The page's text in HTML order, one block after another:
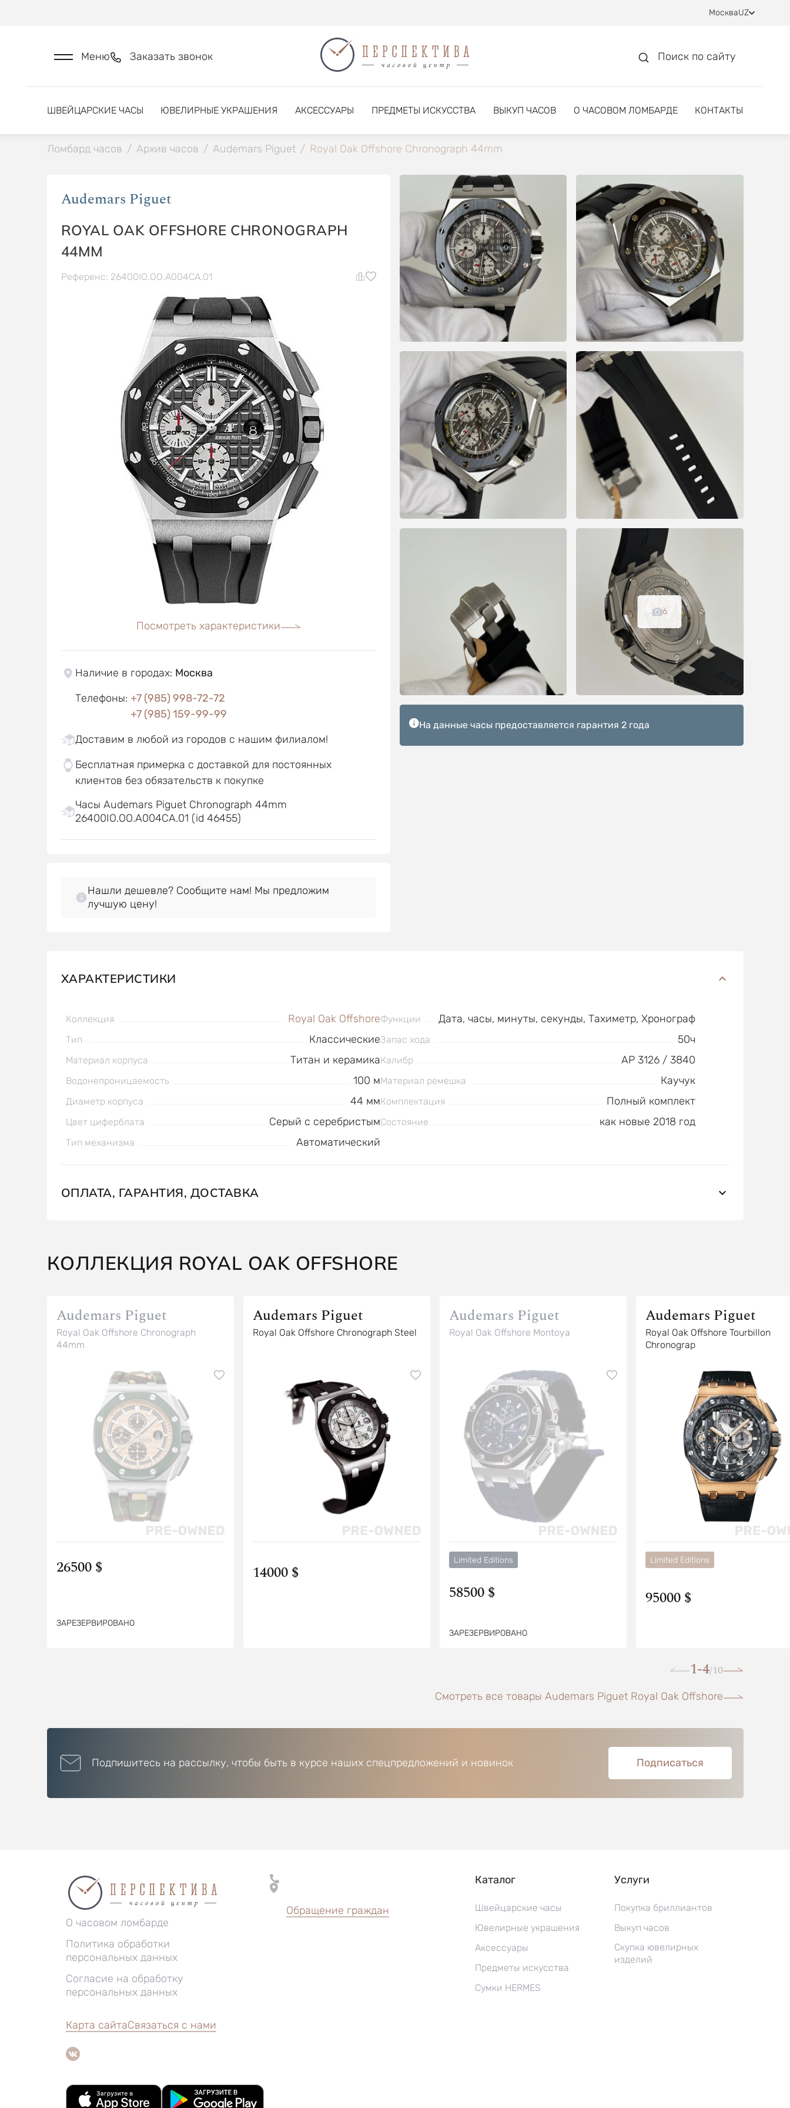
МоскваUZ
Меню Заказать звонок Поиск по сайту
ШВЕЙЦАРСКИЕ ЧАСЫ ЮВЕЛИРНЫЕ УКРАШЕНИЯ АКСЕССУАРЫ ПРЕДМЕТЫ ИСКУССТВА ВЫКУП ЧАСОВ О ЧАСОВОМ ЛОМБАРДЕ КОНТАКТЫ
Ломбард часов / Архив часов / Audemars Piguet / Royal Oak Offshore Chronograph 44mm
Audemars Piguet
ROYAL OAK OFFSHORE CHRONOGRAPH
44MM
Референс: 26400IO.OO.A004CA.01
Посмотреть характеристики
Наличие в городах: Москва
Телефоны: +7 (985) 998-72-72
+7 (985) 159-99-99
Доставим в любой из городов с нашим филиалом!
Бесплатная примерка с доставкой для постоянных
клиентов без обязательств к покупке
Часы Audemars Piguet Chronograph 44mm
26400IO.OO.A004CA.01 (id 46455)
Нашли дешевле? Сообщите нам! Мы предложим
лучшую цену!
6
На данные часы предоставляется гарантия 2 года
ХАРАКТЕРИСТИКИ
Коллекция Royal Oak Offshore
Тип Классические
Материал корпуса Титан и керамика
Водонепроницаемость 100 м
Диаметр корпуса 44 мм
Цвет циферблата Серый с серебристым
Тип механизма Автоматический
Функции Дата, часы, минуты, секунды, Тахиметр, Хронограф
Запас хода 50ч
Калибр AP 3126 / 3840
Материал ремешка Каучук
Комплектация Полный комплект
Состояние как новые 2018 год
ОПЛАТА, ГАРАНТИЯ, ДОСТАВКА
КОЛЛЕКЦИЯ ROYAL OAK OFFSHORE
Audemars Piguet
Royal Oak Offshore Chronograph
44mm
26500 $
ЗАРЕЗЕРВИРОВАНО
Audemars Piguet
Royal Oak Offshore Chronograph Steel
14000 $
Audemars Piguet
Royal Oak Offshore Montoya
Limited Editions
58500 $
ЗАРЕЗЕРВИРОВАНО
Audemars Piguet
Royal Oak Offshore Tourbillon
Chronograp
Limited Editions
95000 $
1-4/10
Смотреть все товары Audemars Piguet Royal Oak Offshore
Подпишитесь на рассылку, чтобы быть в курсе наших спецпредложений и новинок Подписаться
О часовом ломбарде
Политика обработки
персональных данных
Согласие на обработку
персональных данных
Обращение граждан
Каталог
Швейцарские часы
Ювелирные украшения
Аксессуары
Предметы искусства
Сумки HERMES
Услуги
Покупка бриллиантов
Выкуп часов
Скупка ювелирных
изделий
Карта сайтаСвязаться с нами